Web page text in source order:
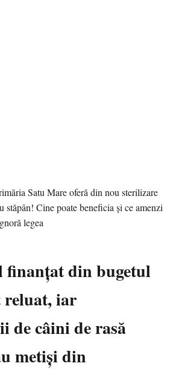
finanțat din bugetul
reluat, iar
de câini de rasă
metiși din